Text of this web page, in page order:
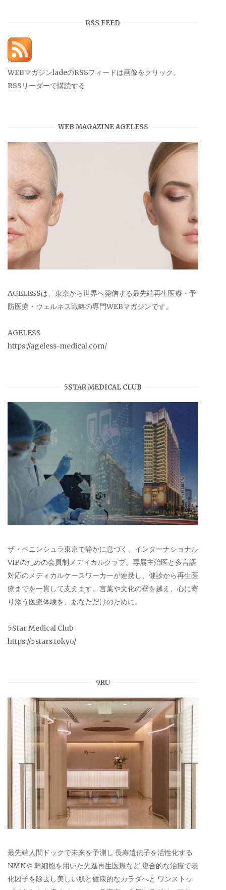
RSS FEED
WEBマガジンladeのRSSフィードは画像をクリック。
RSSリーダーで購読する
WEB MAGAZINE AGELESS
AGELESSは、東京から世界へ発信する最先端再生医療・予
防医療・ウェルネス戦略の専門WEBマガジンです。
AGELESS
https://ageless-medical.com/
5STAR MEDICAL CLUB
ザ・ペニンシュラ東京で静かに息づく、インターナショナル
VIPのための会員制メディカルクラブ。専属主治医と多言語
対応のメディカルケースワーカーが連携し、健診から再生医
療までを一貫して支えます。言葉や文化の壁を越え、心に寄
り添う医療体験を、あなただけのために。
5Star Medical Club
https://5stars.tokyo/
9RU
最先端人間ドックで未来を予測し 長寿遺伝子を活性化する
NMNや 幹細胞を用いた先進再生医療など 複合的な治療で老
化因子を除去し美しい肌と健康的なカラダへと ワンストッ